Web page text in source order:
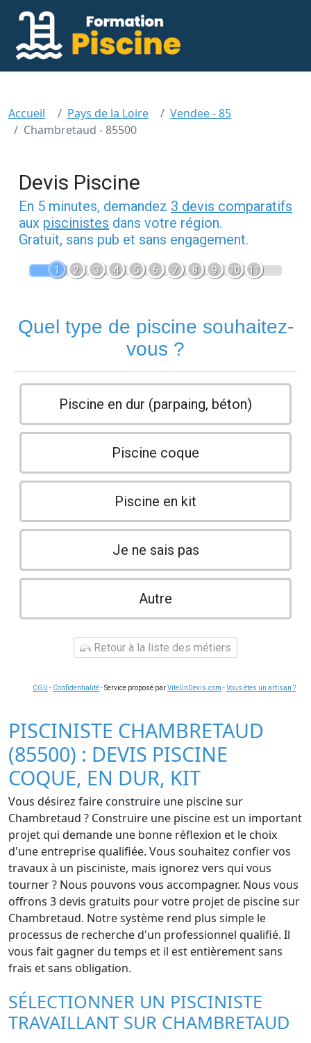
Accueil Pays de la Loire
Vendee - 85
Chambretaud - 85500
Devis Piscine
En 5 minutes, demandez 3 devis comparatifs
aux piscinistes dans votre région.
Gratuit, sans pub et sans engagement.
1 2 3 4 5 6 7 8 9 10 11
Quel type de piscine souhaitez-
vous ?
Piscine en dur (parpaing, béton)
Piscine coque
Piscine en kit
Je ne sais pas
Autre
Retour à la liste des métiers
CGU - Confidentialité- Service proposé parViteUnDevis.com -Vous êtes un artisan ?
PISCINISTE CHAMBRETAUD
(85500) : DEVIS PISCINE
COQUE, EN DUR, KIT
Vous désirez faire construire une piscine sur
Chambretaud ? Construire une piscine est un important
projet qui demande une bonne réflexion et le choix
d'une entreprise qualifiée. Vous souhaitez confier vos
travaux à un pisciniste, mais ignorez vers qui vous
tourner ? Nous pouvons vous accompagner. Nous vous
offrons 3 devis gratuits pour votre projet de piscine sur
Chambretaud. Notre système rend plus simple le
processus de recherche d'un professionnel qualifié. Il
vous fait gagner du temps et il est entièrement sans
frais et sans obligation.
SÉLECTIONNER UN PISCINISTE
TRAVAILLANT SUR CHAMBRETAUD